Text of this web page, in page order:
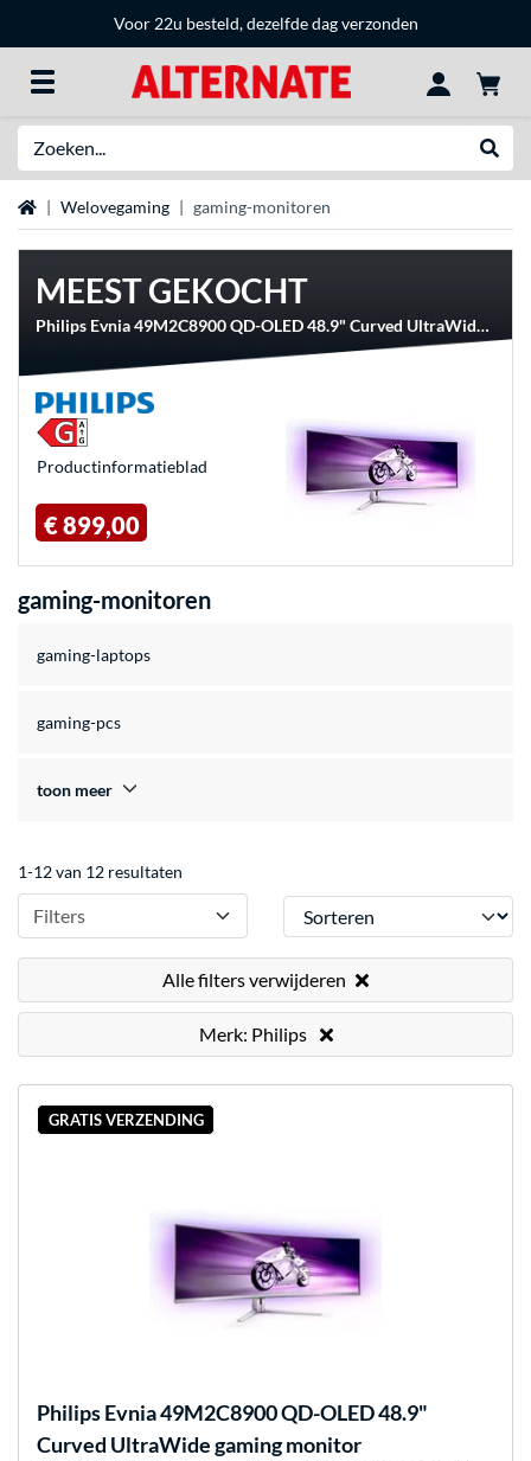
Voor 22u besteld, dezelfde dag verzonden
HomeWelovegaming gaming-monitoren
MEEST GEKOCHT
Philips Evnia 49M2C8900 QD-OLED 48.9" Curved UltraWide gaming monitor
Product­informatieblad
€ 899,00
gaming-monitoren
gaming-laptops
gaming-pcs
toon meer
1-12 van 12 resultaten
Filters Sorteren
Alle filters verwijderen
Merk: Philips
GRATIS VERZENDING
PhilipsEvnia 49M2C8900 QD-OLED 48.9"
Curved UltraWide gaming monitor